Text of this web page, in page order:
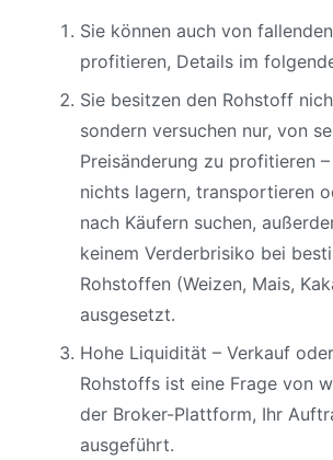
Sie können auch von
profitieren, Details im
Sie besitzen den Rohstoff
sondern versuchen nur, von
Preisänderung zu profitieren
nichts lagern, transportieren
nach Käufern suchen,
keinem Verderbrisiko bei
Rohstoffen (Weizen, Mais,
ausgesetzt.
Hohe Liquidität – Verkauf
Rohstoffs ist eine Frage von
der Broker-Plattform, Ihr
ausgeführt.